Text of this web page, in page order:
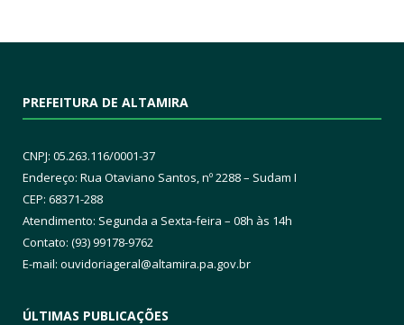
PREFEITURA DE ALTAMIRA
CNPJ: 05.263.116/0001-37
Endereço: Rua Otaviano Santos, nº 2288 – Sudam I
CEP: 68371-288
Atendimento: Segunda a Sexta-feira – 08h às 14h
Contato: (93) 99178-9762
E-mail: ouvidoriageral@altamira.pa.gov.br
ÚLTIMAS PUBLICAÇÕES